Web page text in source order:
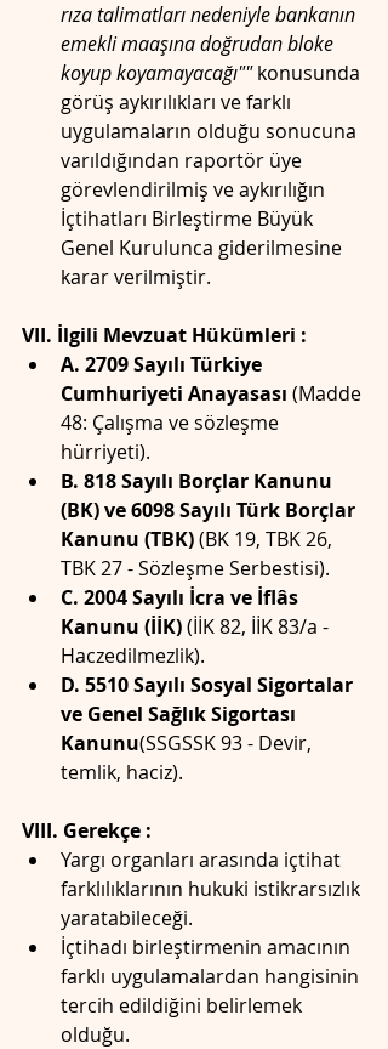
rıza talimatları nedeniyle bankanın
emekli maaşına doğrudan bloke
koyup koyamayacağı"" konusunda
görüş aykırılıkları ve farklı
uygulamaların olduğu sonucuna
varıldığından raportör üye
görevlendirilmiş ve aykırılığın
İçtihatları Birleştirme Büyük
Genel Kurulunca giderilmesine
karar verilmiştir.
VII. İlgili Mevzuat Hükümleri :
A. 2709 Sayılı Türkiye
Cumhuriyeti Anayasası (Madde
48: Çalışma ve sözleşme
hürriyeti).
B. 818 Sayılı Borçlar Kanunu
(BK) ve 6098 Sayılı Türk Borçlar
Kanunu (TBK) (BK 19, TBK 26,
TBK 27 - Sözleşme Serbestisi).
C. 2004 Sayılı İcra ve İflâs
Kanunu (İİK) (İİK 82, İİK 83/a -
Haczedilmezlik).
D. 5510 Sayılı Sosyal Sigortalar
ve Genel Sağlık Sigortası
Kanunu(SSGSSK 93 - Devir,
temlik, haciz).
VIII. Gerekçe :
Yargı organları arasında içtihat
farklılıklarının hukuki istikrarsızlık
yaratabileceği.
İçtihadı birleştirmenin amacının
farklı uygulamalardan hangisinin
tercih edildiğini belirlemek
olduğu.